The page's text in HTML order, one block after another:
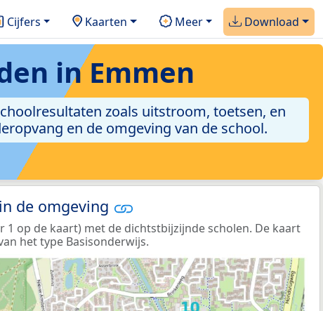
Cijfers Kaarten Meer Download
in Emmen
zoals uitstroom, toetsen, en
en de omgeving van de school.
de omgeving
1 op de kaart) met de dichtstbijzijnde scholen. De kaart
het type Basisonderwijs.